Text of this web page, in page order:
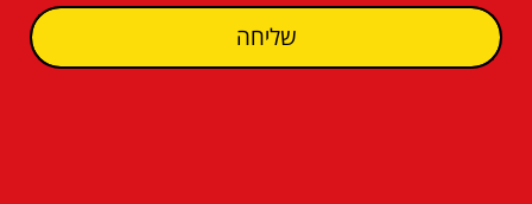
שליחה